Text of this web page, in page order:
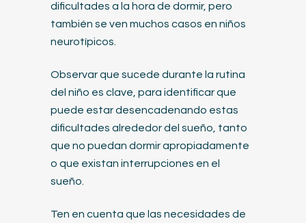
dificultades a la hora de dormir, pero
también se ven muchos casos en niños
neurotípicos.
Observar que sucede durante la rutina
del niño es clave, para identificar que
puede estar desencadenando estas
dificultades alrededor del sueño, tanto
que no puedan dormir apropiadamente
o que existan interrupciones en el
sueño.
Ten en cuenta que las necesidades de